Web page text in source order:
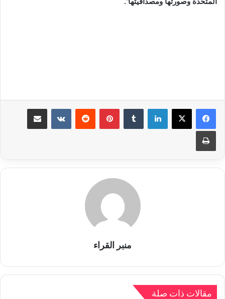
لينكدإن بينتيريست
طباعة
منبر القراء
مقالات ذات صلة